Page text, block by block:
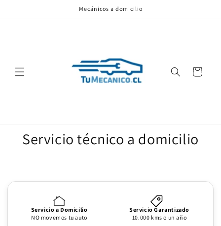
Mecánicos a domicilio
Carrito
Servicio técnico a domicilio
Servicio a Domicilio
NO movemos tu auto
Servicio Garantizado
10.000 kms o un año